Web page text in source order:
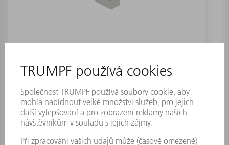
Justážní klín pro razník MultiTool/Use
Číslo materiálu:0063548